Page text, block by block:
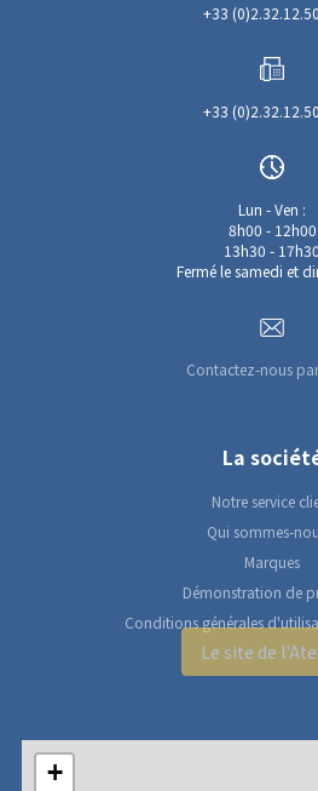
+33
+33
Lun - Ven :
8h00 - 12h00
13h30 - 17h30
Fermé le samedi et
Contactez-nous
La
Notre service
Qui sommes-
Marques
Démonstration de
Conditions générales
Le site de